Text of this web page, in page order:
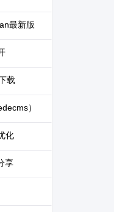
最新版
载
）
化
享